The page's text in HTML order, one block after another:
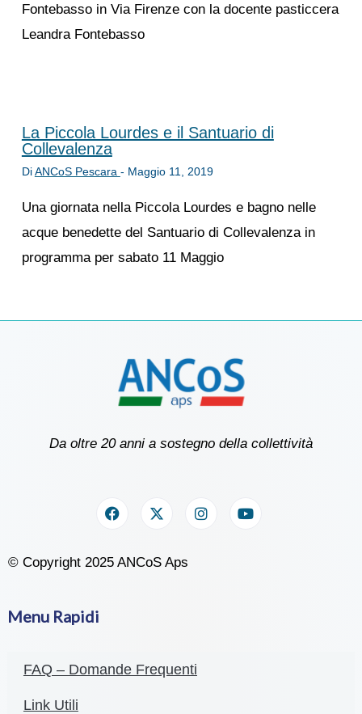
Fontebasso in Via Firenze con la docente pasticcera
Leandra Fontebasso
La Piccola Lourdes e il Santuario di
Collevalenza
DiANCoS Pescara - Maggio 11, 2019
Una giornata nella Piccola Lourdes e bagno nelle
acque benedette del Santuario di Collevalenza in
programma per sabato 11 Maggio
Da oltre 20 anni a sostegno della collettività
© Copyright 2025 ANCoS Aps
Menu Rapidi
FAQ – Domande Frequenti
Link Utili